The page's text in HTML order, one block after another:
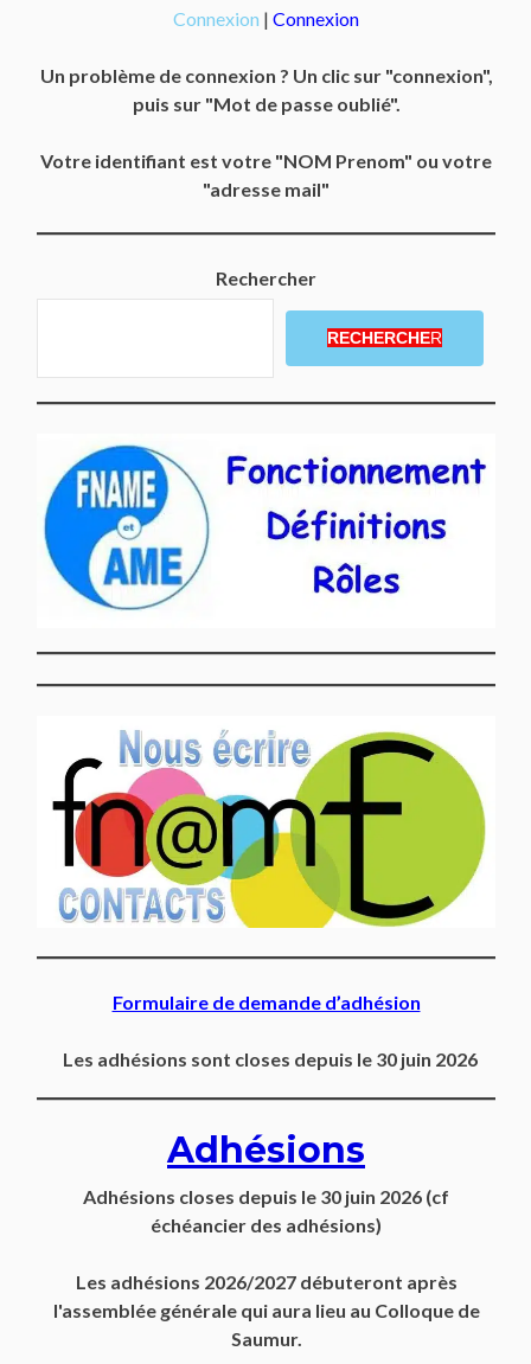
Connexion | Connexion
Un problème de connexion ? Un clic sur "connexion",
puis sur "Mot de passe oublié".
Votre identifiant est votre "NOM Prenom" ou votre
"adresse mail"
Rechercher
RECHERCHER
Formulaire de demande d’adhésion
Les adhésions sont closes depuis le 30 juin 2026
Adhésions
Adhésions closes depuis le 30 juin 2026 (cf
échéancier des adhésions)
Les adhésions 2026/2027 débuteront après
l'assemblée générale qui aura lieu au Colloque de
Saumur.